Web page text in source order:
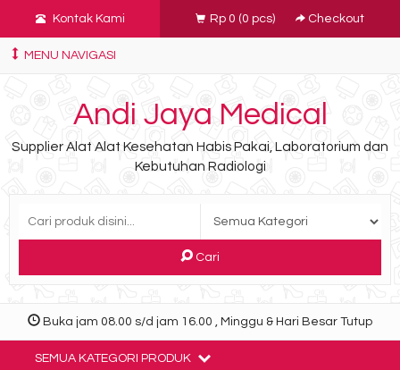
Kontak Kami Rp 0 (0 pcs) Checkout
MENU NAVIGASI
Andi Jaya Medical
Supplier Alat Alat Kesehatan Habis Pakai, Laboratorium dan
Kebutuhan Radiologi
Cari
Buka jam 08.00 s/d jam 16.00 , Minggu & Hari Besar Tutup
SEMUA KATEGORI PRODUK